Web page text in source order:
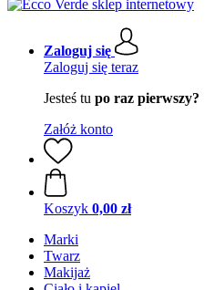
Zaloguj się
Zaloguj się teraz
Jesteś tu po raz pierwszy?
Załóż konto
Koszyk 0,00 zł
Marki
Twarz
Makijaż